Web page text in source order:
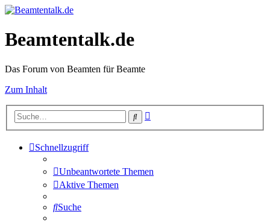
Beamtentalk.de
Das Forum von Beamten für Beamte
Zum Inhalt
Suche
Schnellzugriff
Unbeantwortete Themen
Aktive Themen
Suche